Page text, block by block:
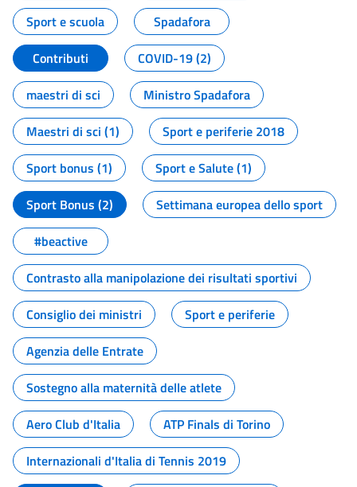
Sport e scuola
Spadafora
Contributi
COVID-19 (2)
maestri di sci
Ministro Spadafora
Maestri di sci (1)
Sport e periferie 2018
Sport bonus (1)
Sport e Salute (1)
Sport Bonus (2)
Settimana europea dello sport
#beactive
Contrasto alla manipolazione dei risultati sportivi
Consiglio dei ministri
Sport e periferie
Agenzia delle Entrate
Sostegno alla maternità delle atlete
Aero Club d'Italia
ATP Finals di Torino
Internazionali d'Italia di Tennis 2019